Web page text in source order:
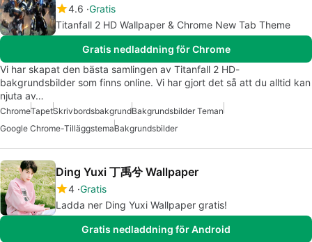
4.6 Gratis
Titanfall 2 HD Wallpaper & Chrome New Tab Theme
Gratis nedladdning för Chrome
Vi har skapat den bästa samlingen av Titanfall 2 HD-
bakgrundsbilder som finns online. Vi har gjort det så att du alltid kan
njuta av…
ChromeTapetSkrivbordsbakgrundBakgrundsbilder Teman
Google Chrome-TilläggstemaBakgrundsbilder
Ding Yuxi 丁禹兮 Wallpaper
4 Gratis
Ladda ner Ding Yuxi Wallpaper gratis!
Gratis nedladdning för Android